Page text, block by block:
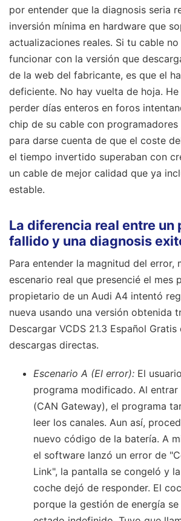
por entender que la diagnosis seria
inversión mínima en hardware que
actualizaciones reales. Si tu cable
funcionar con la versión que
de la web del fabricante, es que el
deficiente. No hay vuelta de hoja.
perder días enteros en foros
chip de su cable con programadores
para darse cuenta de que el coste
el tiempo invertido superaban con
un cable de mejor calidad que ya
estable.
La diferencia real entre un
fallido y una diagnosis
Para entender la magnitud del error,
escenario real que presencié el mes
propietario de un Audi A4 intentó
nueva usando una versión obtenida
Descargar VCDS 21.3 Español
descargas directas.
Escenario A (El error): El
programa modificado. Al entrar
(CAN Gateway), el programa
leer los canales. Aun así,
nuevo código de la batería. A
el software lanzó un error de
Link", la pantalla se congeló y
coche dejó de responder. El
porque la gestión de energía